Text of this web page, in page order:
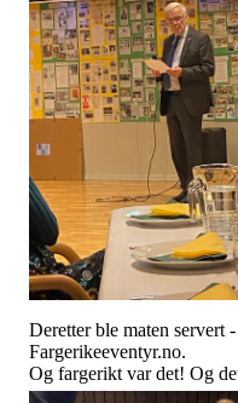
Deretter ble maten servert
Fargerikeeventyr.no.
Og fargerikt var det! Og